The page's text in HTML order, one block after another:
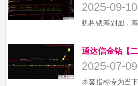
2025-09-10
2025-07-09